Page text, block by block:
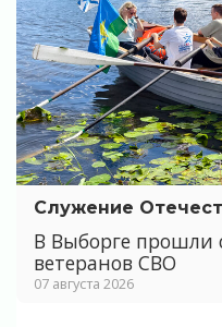
Служение
В Выборге прошли
ветеранов СВО
07 августа 2026